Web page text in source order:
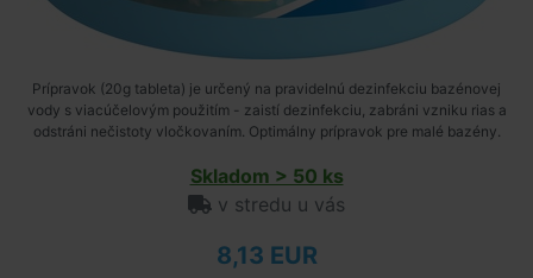
Prípravok (20g tableta) je určený na pravidelnú dezinfekciu bazénovej
vody s viacúčelovým použitím - zaistí dezinfekciu, zabráni vzniku rias a
odstráni nečistoty vločkovaním. Optimálny prípravok pre malé bazény.
Skladom > 50 ks
v stredu u vás
8,13 EUR